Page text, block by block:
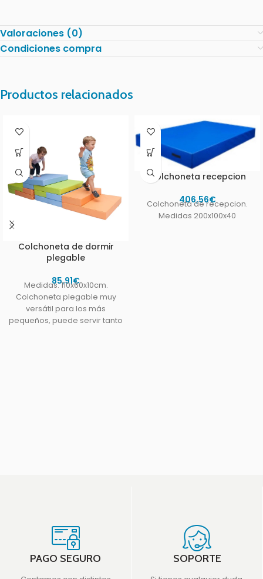
Valoraciones (0)
Condiciones compra
Productos relacionados
Colchoneta de dormir
plegable
85,91€
Medidas: 110x60x10cm.
Colchoneta plegable muy
versátil para los más
pequeños, puede servir tanto
Colchoneta recepcion
406,56€
Colchoneta de recepcion.
Medidas 200x100x40
PAGO SEGURO SOPORTE